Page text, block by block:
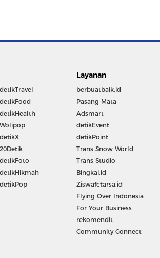
detikTravel
detikFood
detikHealth
Wolipop
detikX
20Detik
detikFoto
detikHikmah
detikPop
Layanan
berbuatbaik.id
Pasang Mata
Adsmart
detikEvent
detikPoint
Trans Snow World
Trans Studio
Bingkai.id
Ziswafctarsa.id
Flying Over Indonesia
For Your Business
rekomendit
Community Connect